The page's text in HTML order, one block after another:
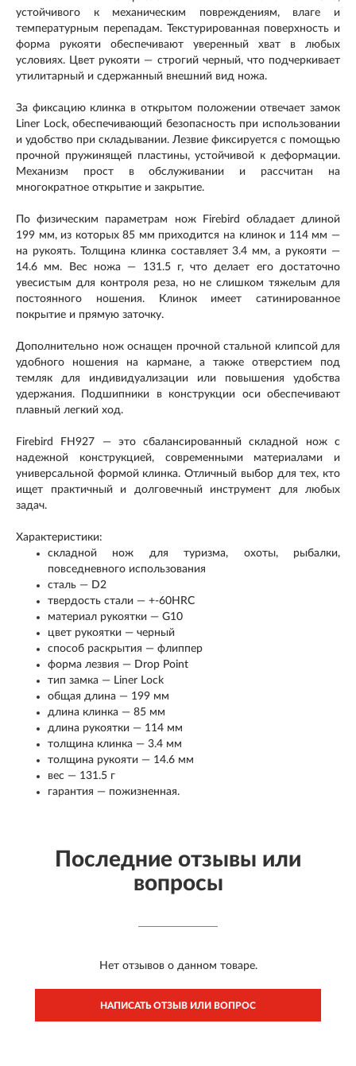
устойчивого к механическим повреждениям, влаге и
температурным перепадам. Текстурированная поверхность и
форма рукояти обеспечивают уверенный хват в любых
условиях. Цвет рукояти — строгий черный, что подчеркивает
утилитарный и сдержанный внешний вид ножа.
За фиксацию клинка в открытом положении отвечает замок
Liner Lock, обеспечивающий безопасность при использовании
и удобство при складывании. Лезвие фиксируется с помощью
прочной пружинящей пластины, устойчивой к деформации.
Механизм прост в обслуживании и рассчитан на
многократное открытие и закрытие.
По физическим параметрам нож Firebird обладает длиной
199 мм, из которых 85 мм приходится на клинок и 114 мм —
на рукоять. Толщина клинка составляет 3.4 мм, а рукояти —
14.6 мм. Вес ножа — 131.5 г, что делает его достаточно
увесистым для контроля реза, но не слишком тяжелым для
постоянного ношения. Клинок имеет сатинированное
покрытие и прямую заточку.
Дополнительно нож оснащен прочной стальной клипсой для
удобного ношения на кармане, а также отверстием под
темляк для индивидуализации или повышения удобства
удержания. Подшипники в конструкции оси обеспечивают
плавный легкий ход.
Firebird FH927 — это сбалансированный складной нож с
надежной конструкцией, современными материалами и
универсальной формой клинка. Отличный выбор для тех, кто
ищет практичный и долговечный инструмент для любых
задач.
Характеристики:
складной нож для туризма, охоты, рыбалки,
повседневного использования
сталь — D2
твердость стали — +-60HRC
материал рукоятки — G10
цвет рукоятки — черный
способ раскрытия — флиппер
форма лезвия — Drop Point
тип замка — Liner Lock
общая длина — 199 мм
длина клинка — 85 мм
длина рукоятки — 114 мм
толщина клинка — 3.4 мм
толщина рукояти — 14.6 мм
вес — 131.5 г
гарантия — пожизненная.
Последние отзывы или
вопросы
Нет отзывов о данном товаре.
НАПИСАТЬ ОТЗЫВ ИЛИ ВОПРОС